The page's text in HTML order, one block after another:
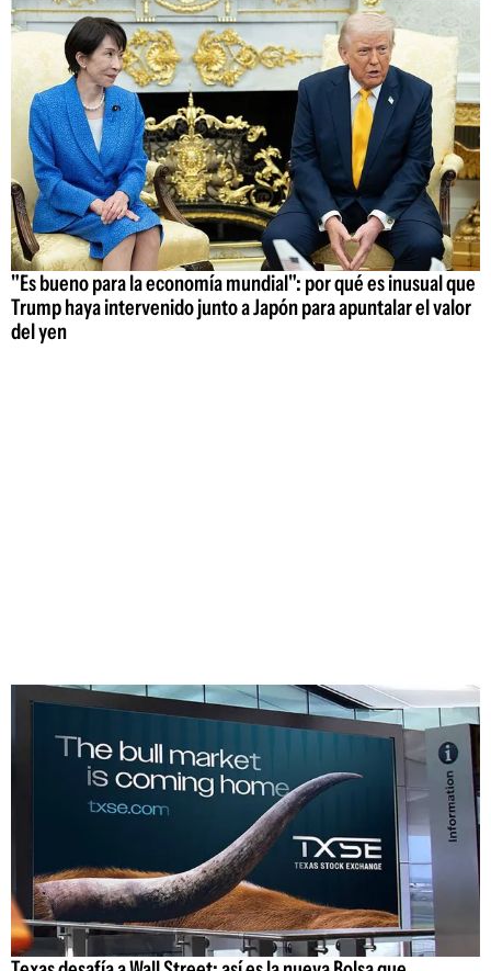
"Es bueno para la economía mundial": por qué es inusual que
Trump haya intervenido junto a Japón para apuntalar el valor
del yen